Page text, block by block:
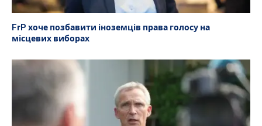
FrP хоче позбавити іноземців права голосу на
місцевих виборах